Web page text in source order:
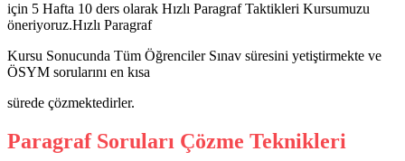
için 5 Hafta 10 ders olarak Hızlı Paragraf Taktikleri Kursumuzu
öneriyoruz.Hızlı Paragraf
Kursu Sonucunda Tüm Öğrenciler Sınav süresini yetiştirmekte ve
ÖSYM sorularını en kısa
sürede çözmektedirler.
Paragraf Soruları Çözme Teknikleri